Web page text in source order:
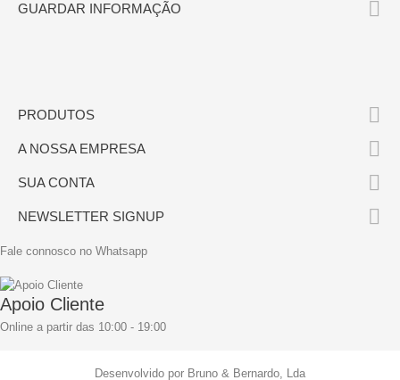
GUARDAR INFORMAÇÃO 
PRODUTOS 
A NOSSA EMPRESA 
SUA CONTA 
NEWSLETTER SIGNUP 
Fale connosco no Whatsapp
Apoio Cliente
Online a partir das 10:00 - 19:00
Desenvolvido por Bruno & Bernardo, Lda